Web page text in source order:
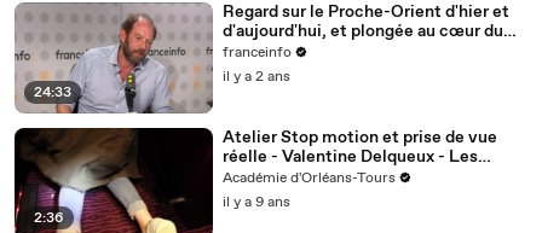
24:33
Regard sur le Proche-Orient d'hier et
d'aujourd'hui, et plongée au cœur du
Conservatoire avec Valérie Donzelli
franceinfo
il y a 2 ans
2:36
Atelier Stop motion et prise de vue
réelle - Valentine Delqueux - Les
Studios 28 - 19/05/2017
Académie d'Orléans-Tours
il y a 9 ans